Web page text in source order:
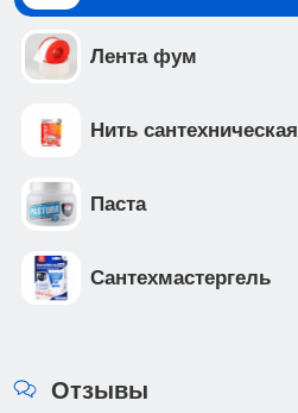
Лента фум
Нить сантехническая
Паста
Сантехмастергель
Отзывы